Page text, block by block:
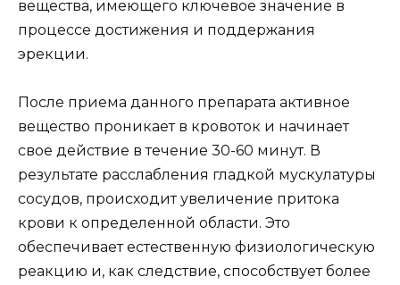
вещества, имеющего ключевое значение в
процессе достижения и поддержания
эрекции.
После приема данного препарата активное
вещество проникает в кровоток и начинает
свое действие в течение 30-60 минут. В
результате расслабления гладкой мускулатуры
сосудов, происходит увеличение притока
крови к определенной области. Это
обеспечивает естественную физиологическую
реакцию и, как следствие, способствует более